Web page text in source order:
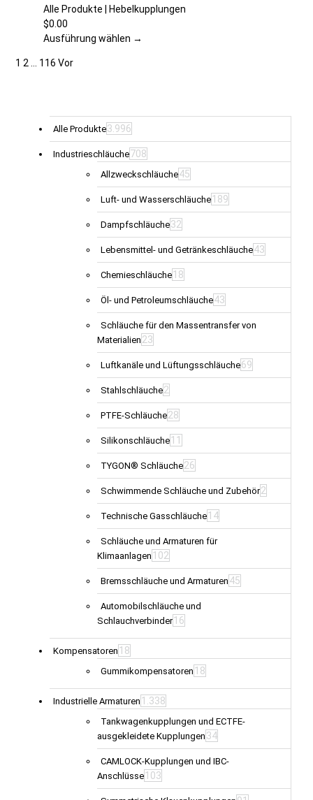
gewählt
Varianten
Die
werden
Alle Produkte | Hebelkupplungen
$0.00
Ausführung wählen →
1 2 … 116 Vor
Alle Produkte3.996
Industrieschläuche708
Allzweckschläuche45
Luft- und Wasserschläuche 189
Dampfschläuche32
Lebensmittel- und Getränkeschläuche43
Chemieschläuche 18
Öl- und Petroleumschläuche43
Schläuche für den Massentransfer von
Materialien 23
Luftkanäle und Lüftungsschläuche69
Stahlschläuche2
PTFE-Schläuche28
Silikonschläuche 11
TYGON® Schläuche26
Schwimmende Schläuche und Zubehör2
Technische Gasschläuche 14
Schläuche und Armaturen für
Klimaanlagen 102
Bremsschläuche und Armaturen 45
Automobilschläuche und
Schlauchverbinder 16
Kompensatoren 18
Gummikompensatoren 18
Industrielle Armaturen 1.338
Tankwagenkupplungen und ECTFE-
ausgekleidete Kupplungen 34
CAMLOCK-Kupplungen und IBC-
Anschlüsse 103